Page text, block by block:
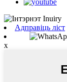
Адправіць ліст
x